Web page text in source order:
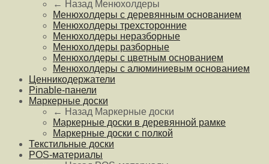
← Назад Менюхолдеры
Менюхолдеры с деревянным основанием
Менюхолдеры трехсторонние
Менюхолдеры неразборные
Менюхолдеры разборные
Менюхолдеры с цветным основанием
Менюхолдеры с алюминиевым основанием
Ценникодержатели
Pinable-панели
Маркерные доски
← Назад Маркерные доски
Маркерные доски в деревянной рамке
Маркерные доски с полкой
Текстильные доски
POS-материалы